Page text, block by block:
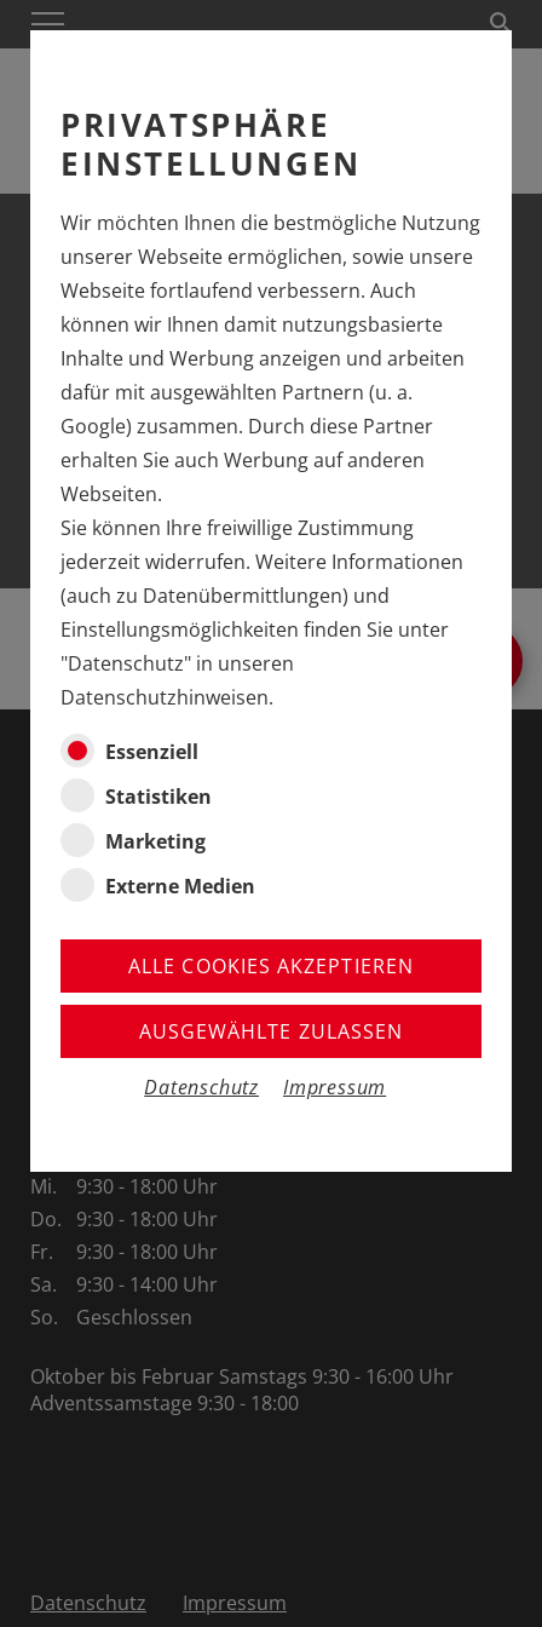
PRIVATSPHÄRE
EINSTELLUNGEN
Wir möchten Ihnen die bestmögliche Nutzung
unserer Webseite ermöglichen, sowie unsere
Webseite fortlaufend verbessern. Auch
können wir Ihnen damit nutzungsbasierte
Inhalte und Werbung anzeigen und arbeiten
dafür mit ausgewählten Partnern (u. a.
Google) zusammen. Durch diese Partner
erhalten Sie auch Werbung auf anderen
Webseiten.
Sie können Ihre freiwillige Zustimmung
jederzeit widerrufen. Weitere Informationen
(auch zu Datenübermittlungen) und
Einstellungsmöglichkeiten finden Sie unter
"Datenschutz" in unseren
Datenschutzhinweisen.
Essenziell
Statistiken
Marketing
Externe Medien
ALLE COOKIES AKZEPTIEREN
AUSGEWÄHLTE ZULASSEN
Datenschutz Impressum
Unsere Produktübersicht steht derzeit aus
technischen Gründen leider nicht zur Verfügung.
Wir hoffen, dass wir Ihnen die Seite zeitnah wieder
bereitstellen können.
Ihr Team von Eisenbahn Dörfler in Nürnberg
Eisenbahn Dörfler, Nürnberg
Färberstraße 34/36
90402 Nürnberg, Deutschland
info@eisenbahn-doerfler.de
Öffnungszeiten
Mi.
9:30 - 18:00 Uhr
Do.
9:30 - 18:00 Uhr
Fr.
9:30 - 18:00 Uhr
Sa.
9:30 - 14:00 Uhr
So.
Geschlossen
Oktober bis Februar Samstags 9:30 - 16:00 Uhr
Adventssamstage 9:30 - 18:00
Datenschutz Impressum